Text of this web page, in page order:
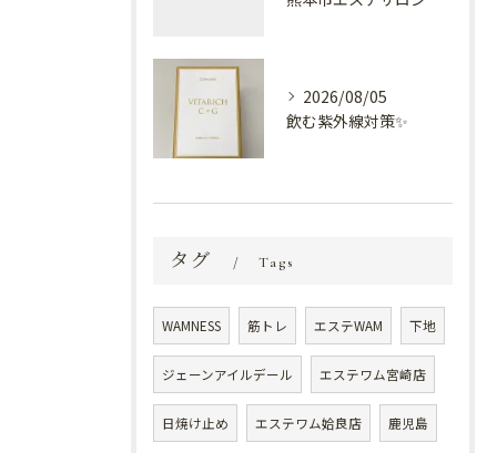
2026/08/05
飲む紫外線対策✨
タグ Tags
WAMNESS 筋トレ エステWAM 下地
ジェーンアイルデール エステワム宮崎店
日焼け止め エステワム姶良店 鹿児島